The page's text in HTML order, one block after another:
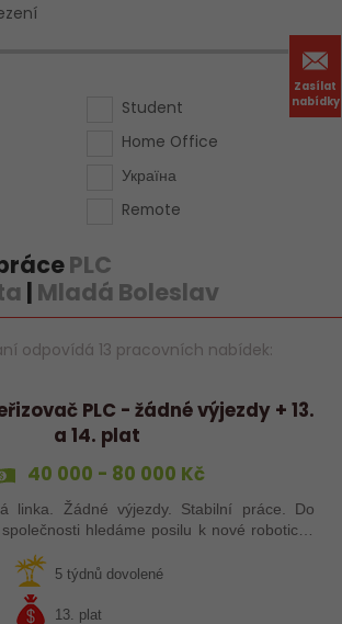
Zasílat
nabídky
Student
Home Office
Україна
Remote
PLC
| Mladá Boleslav
odpovídá 13 pracovních nabídek:
PLC - žádné výjezdy + 13.
a 14. plat
40 000 - 80 000 Kč
linka. Žádné výjezdy. Stabilní práce. Do
hledáme posilu k nové robotické
5 týdnů dovolené
13. plat